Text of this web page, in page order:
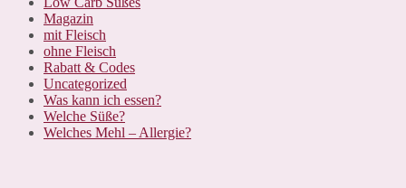
Magazin
mit Fleisch
ohne Fleisch
Rabatt & Codes
Uncategorized
Was kann ich essen?
Welche Süße?
Welches Mehl – Allergie?